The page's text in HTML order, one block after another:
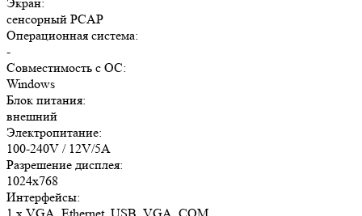
сенсорный PCAP
Операционная система:
-
Совместимость с ОС:
Windows
Блок питания:
внешний
Электропитание:
100-240V / 12V/5A
Разрешение дисплея:
1024x768
Интерфейсы: